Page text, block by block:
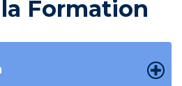
Formation